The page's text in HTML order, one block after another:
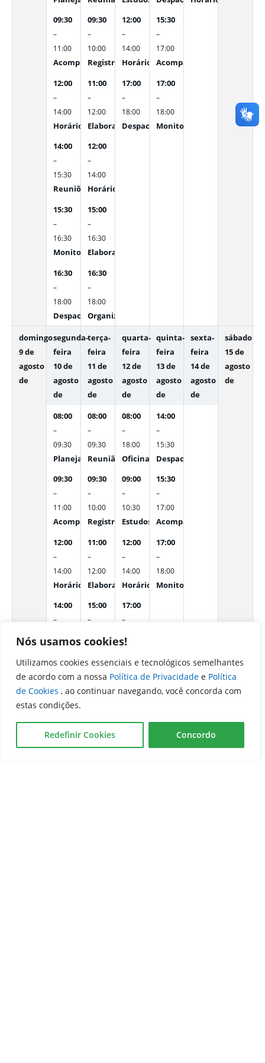
Nós usamos cookies!
Utilizamos cookies essenciais e tecnológicos semelhantes
de acordo com a nossa Política de Privacidade e Política
de Cookies , ao continuar navegando, você concorda com
estas condições.
Redefinir Cookies Concordo
09:30
–
11:00
Acompanhamento sistemático de resultados, análise
12:00
–
14:00
Horário do Almoço
14:00
–
15:30
Reuniões de alinhamento com equipes técnicas e
15:30
–
16:30
Monitoramento de prazos, atualização de
16:30
–
18:00
Despacho e acompanhamento de processos
09:30
–
10:00
Registro das deliberações da reunião,
11:00
–
12:00
Elaboração de relatórios gerenciais e
12:00
–
14:00
Horário do Almoço
15:00
–
16:30
Elaboração, revisão e validação de
16:30
–
18:00
Organização de pendências e preparação de
12:00
–
14:00
Horário do Almoço
17:00
–
18:00
Despacho de processos no SEI e
15:30
–
17:00
Acompanhamento de
17:00
–
18:00
Monitoramento sistemático
domingo
9 de
agosto
de
segunda-
feira
10 de
agosto
de
08:00
–
09:30
Planejamento das atividades da semana, organização
09:30
–
11:00
Acompanhamento sistemático de resultados, análise
12:00
–
14:00
Horário do Almoço
14:00
–
Reuniões de alinhamento com equipes técnicas e
15:30
–
16:30
Monitoramento de prazos, atualização de
16:30
–
terça-
feira
11 de
agosto
de
08:00
–
09:30
Reunião interna com a equipe do Escritório
09:30
–
10:00
Registro das deliberações da reunião,
11:00
–
12:00
Elaboração de relatórios gerenciais e
15:00
–
Elaboração, revisão e validação de
16:30
–
18:00
quarta-
feira
12 de
agosto
de
08:00
–
18:00
Oficina para Implementação do
09:00
–
10:30
Estudos técnicos, normativos e
12:00
–
14:00
Horário do Almoço
17:00
–
Despacho de processos no SEI e
quinta-
feira
13 de
agosto
de
14:00
–
15:30
Despacho de processos no
15:30
–
17:00
Acompanhamento de
17:00
–
18:00
Monitoramento sistemático
sexta-
feira
14 de
agosto
de
sábado
15 de
agosto
de